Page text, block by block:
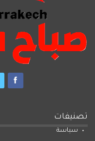
تصنيفات
سياسة